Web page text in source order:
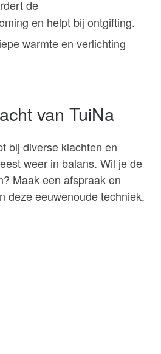
de
en helpt bij ontgifting.
warmte en verlichting
van TuiNa
bij diverse klachten en
weer in balans. Wil je de
Maak een afspraak en
deze eeuwenoude techniek.